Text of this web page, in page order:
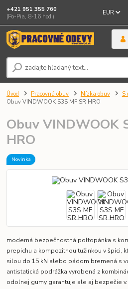
EUR
+421 951 355 760
(Po-Pia, 8-16 hod.)
Úvod Pracovná obuv Nízka obuv
S
Obuv VINDWOOK S3S MF SR HRO
Obuv VINDWOOK
HRO
Novinka
moderná bezpečnostná poltopánka s
prepichu a kompozitnou tužinkou v špici,
silou do 15 kN alebo pádom bremená s
antistatická podrážka vyrobená z
odolnej gumy garantuje ale aj bezpečie